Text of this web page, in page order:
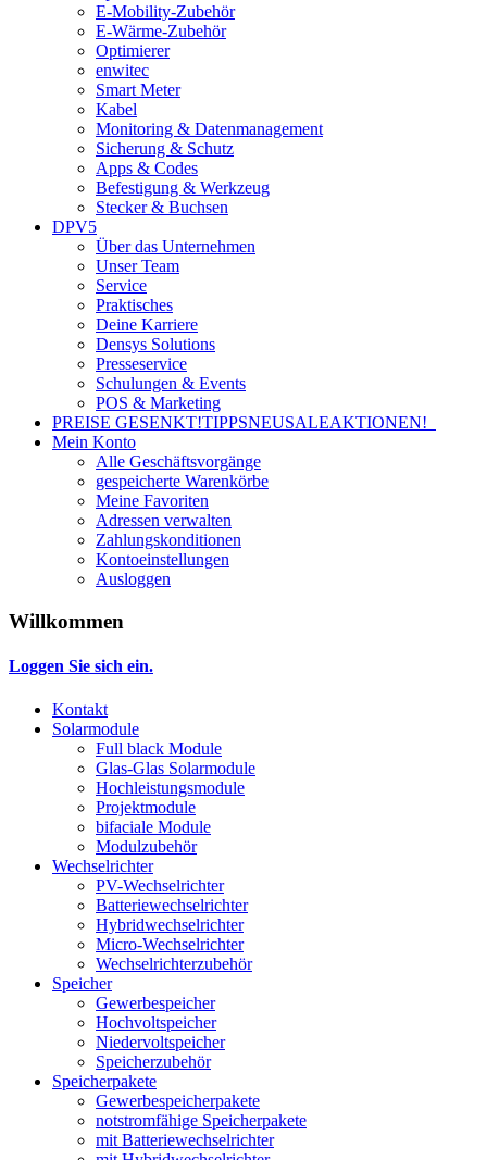
E-Mobility-Zubehör
E-Wärme-Zubehör
Optimierer
enwitec
Smart Meter
Kabel
Monitoring & Datenmanagement
Sicherung & Schutz
Apps & Codes
Befestigung & Werkzeug
Stecker & Buchsen
DPV5
Über das Unternehmen
Unser Team
Service
Praktisches
Deine Karriere
Densys Solutions
Presseservice
Schulungen & Events
POS & Marketing
PREISE GESENKT!TIPPSNEUSALEAKTIONEN!
Mein Konto
Alle Geschäftsvorgänge
gespeicherte Warenkörbe
Meine Favoriten
Adressen verwalten
Zahlungskonditionen
Kontoeinstellungen
Ausloggen
Willkommen
Loggen Sie sich ein.
Kontakt
Solarmodule
Full black Module
Glas-Glas Solarmodule
Hochleistungsmodule
Projektmodule
bifaciale Module
Modulzubehör
Wechselrichter
PV-Wechselrichter
Batteriewechselrichter
Hybridwechselrichter
Micro-Wechselrichter
Wechselrichterzubehör
Speicher
Gewerbespeicher
Hochvoltspeicher
Niedervoltspeicher
Speicherzubehör
Speicherpakete
Gewerbespeicherpakete
notstromfähige Speicherpakete
mit Batteriewechselrichter